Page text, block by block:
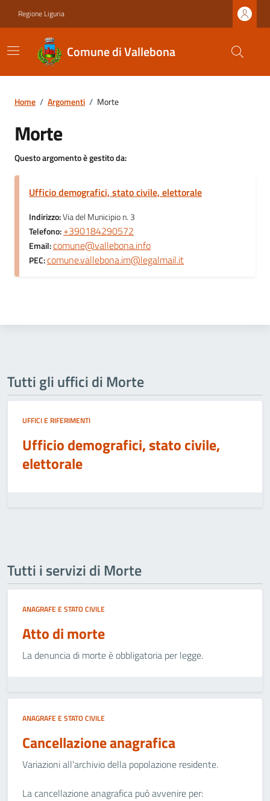
Regione Liguria
Comune di Vallebona
Home / Argomenti / Morte
Morte
Questo argomento è gestito da:
Ufficio demografici, stato civile, elettorale
Indirizzo:Via del Municipio n. 3
Telefono:+390184290572
Email:comune@vallebona.info
PEC:comune.vallebona.im@legalmail.it
Tutti gli uffici di Morte
UFFICI E RIFERIMENTI
Ufficio demografici, stato civile,
elettorale
Tutti i servizi di Morte
ANAGRAFE E STATO CIVILE
Atto di morte
La denuncia di morte è obbligatoria per legge.
ANAGRAFE E STATO CIVILE
Cancellazione anagrafica
Variazioni all'archivio della popolazione residente.
La cancellazione anagrafica può avvenire per: